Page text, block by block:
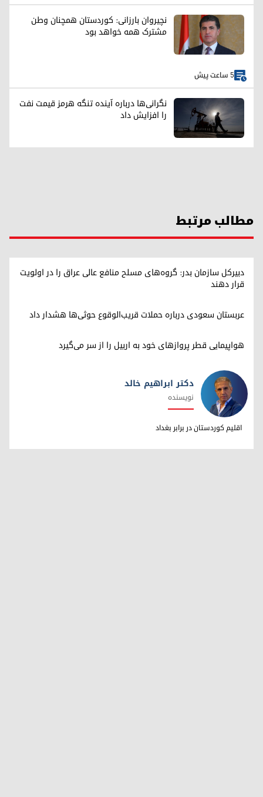
نچیروان بارزانی: کوردستان همچنان وطن
مشترک همه خواهد بود
5 ساعت پیش
نگرانی‌ها درباره آینده تنگه هرمز قیمت نفت
را افزایش داد
مطالب مرتبط
دبیرکل سازمان بدر: گروه‌های مسلح منافع عالی عراق را در اولویت
قرار دهند
عربستان سعودی درباره حملات قریب‌الوقوع حوثی‌ها هشدار داد
هواپیمایی قطر پروازهای خود به اربیل را از سر می‌گیرد
دکتر ابراهیم خالد
دکتر ابراهیم خالد
نویسنده
اقلیم کوردستان در برابر بغداد